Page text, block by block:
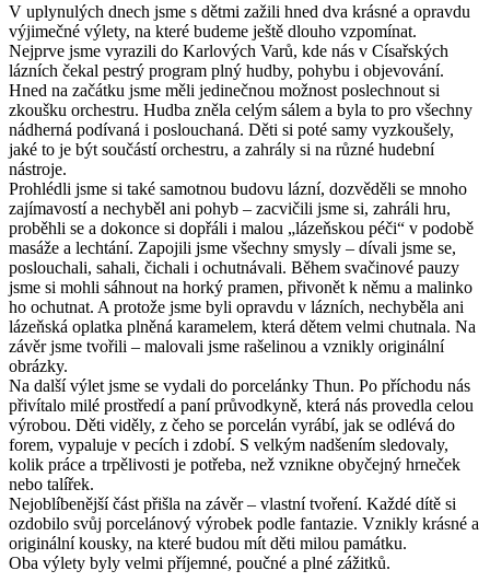
V uplynulých dnech jsme s dětmi zažili hned dva krásné a opravdu
výjimečné výlety, na které budeme ještě dlouho vzpomínat.
Nejprve jsme vyrazili do Karlových Varů, kde nás v Císařských
lázních čekal pestrý program plný hudby, pohybu i objevování.
Hned na začátku jsme měli jedinečnou možnost poslechnout si
zkoušku orchestru. Hudba zněla celým sálem a byla to pro všechny
nádherná podívaná i poslouchaná. Děti si poté samy vyzkoušely,
jaké to je být součástí orchestru, a zahrály si na různé hudební
nástroje.
Prohlédli jsme si také samotnou budovu lázní, dozvěděli se mnoho
zajímavostí a nechyběl ani pohyb – zacvičili jsme si, zahráli hru,
proběhli se a dokonce si dopřáli i malou „lázeňskou péči“ v podobě
masáže a lechtání. Zapojili jsme všechny smysly – dívali jsme se,
poslouchali, sahali, čichali i ochutnávali. Během svačinové pauzy
jsme si mohli sáhnout na horký pramen, přivonět k němu a malinko
ho ochutnat. A protože jsme byli opravdu v lázních, nechyběla ani
lázeňská oplatka plněná karamelem, která dětem velmi chutnala. Na
závěr jsme tvořili – malovali jsme rašelinou a vznikly originální
obrázky.
Na další výlet jsme se vydali do porcelánky Thun. Po příchodu nás
přivítalo milé prostředí a paní průvodkyně, která nás provedla celou
výrobou. Děti viděly, z čeho se porcelán vyrábí, jak se odlévá do
forem, vypaluje v pecích i zdobí. S velkým nadšením sledovaly,
kolik práce a trpělivosti je potřeba, než vznikne obyčejný hrneček
nebo talířek.
Nejoblíbenější část přišla na závěr – vlastní tvoření. Každé dítě si
ozdobilo svůj porcelánový výrobek podle fantazie. Vznikly krásné a
originální kousky, na které budou mít děti milou památku.
Oba výlety byly velmi příjemné, poučné a plné zážitků.